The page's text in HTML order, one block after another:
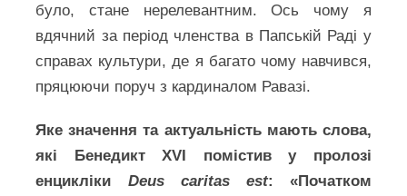
було, стане нерелевантним. Ось чому я
вдячний за період членства в Папській Раді у
справах культури, де я багато чому навчився,
пряцюючи поруч з кардиналом Равазі.
Яке значення та актуальність мають слова,
які Бенедикт XVI помістив у пролозі
енцикліки Deus caritas est: «Початком